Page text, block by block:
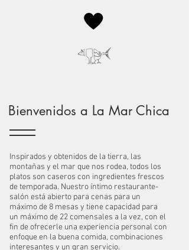
Bienvenidos a La Mar Chica
Inspirados y obtenidos de la tierra, las
montañas y el mar que nos rodea, todos los
platos son caseros con ingredientes frescos
de temporada. Nuestro íntimo restaurante-
salón está abierto para cenas para un
máximo de 8 mesas y tiene capacidad para
un máximo de 22 comensales a la vez, con el
fin de ofrecerle una experiencia personal con
enfoque en la buena comida, combinaciones
interesantes y un gran servicio.